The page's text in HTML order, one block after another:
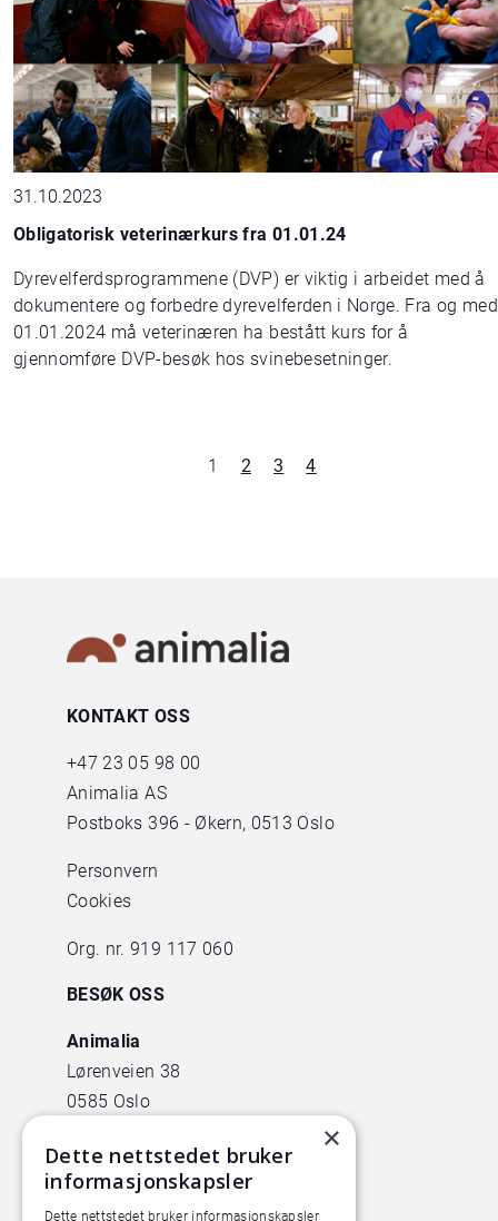
31.10.2023
Obligatorisk veterinærkurs fra 01.01.24
Dyrevelferdsprogrammene (DVP) er viktig i arbeidet med å
dokumentere og forbedre dyrevelferden i Norge. Fra og med
01.01.2024 må veterinæren ha bestått kurs for å
gjennomføre DVP-besøk hos svinebesetninger.
1 2 3 4
KONTAKT OSS
+47 23 05 98 00
Animalia AS
Postboks 396 - Økern, 0513 Oslo
Personvern
Cookies
Org. nr. 919 117 060
BESØK OSS
Animalia
Lørenveien 38
0585 Oslo
Pilotanlegget
Økern Torgvei 13,
inngang B
×
Dette nettstedet bruker
informasjonskapsler
Dette nettstedet bruker informasjonskapsler